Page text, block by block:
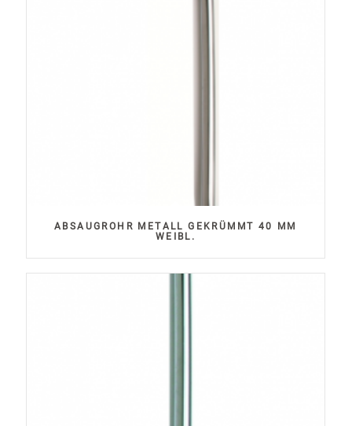
ABSAUGROHR METALL GEKRÜMMT 40 MM
WEIBL.